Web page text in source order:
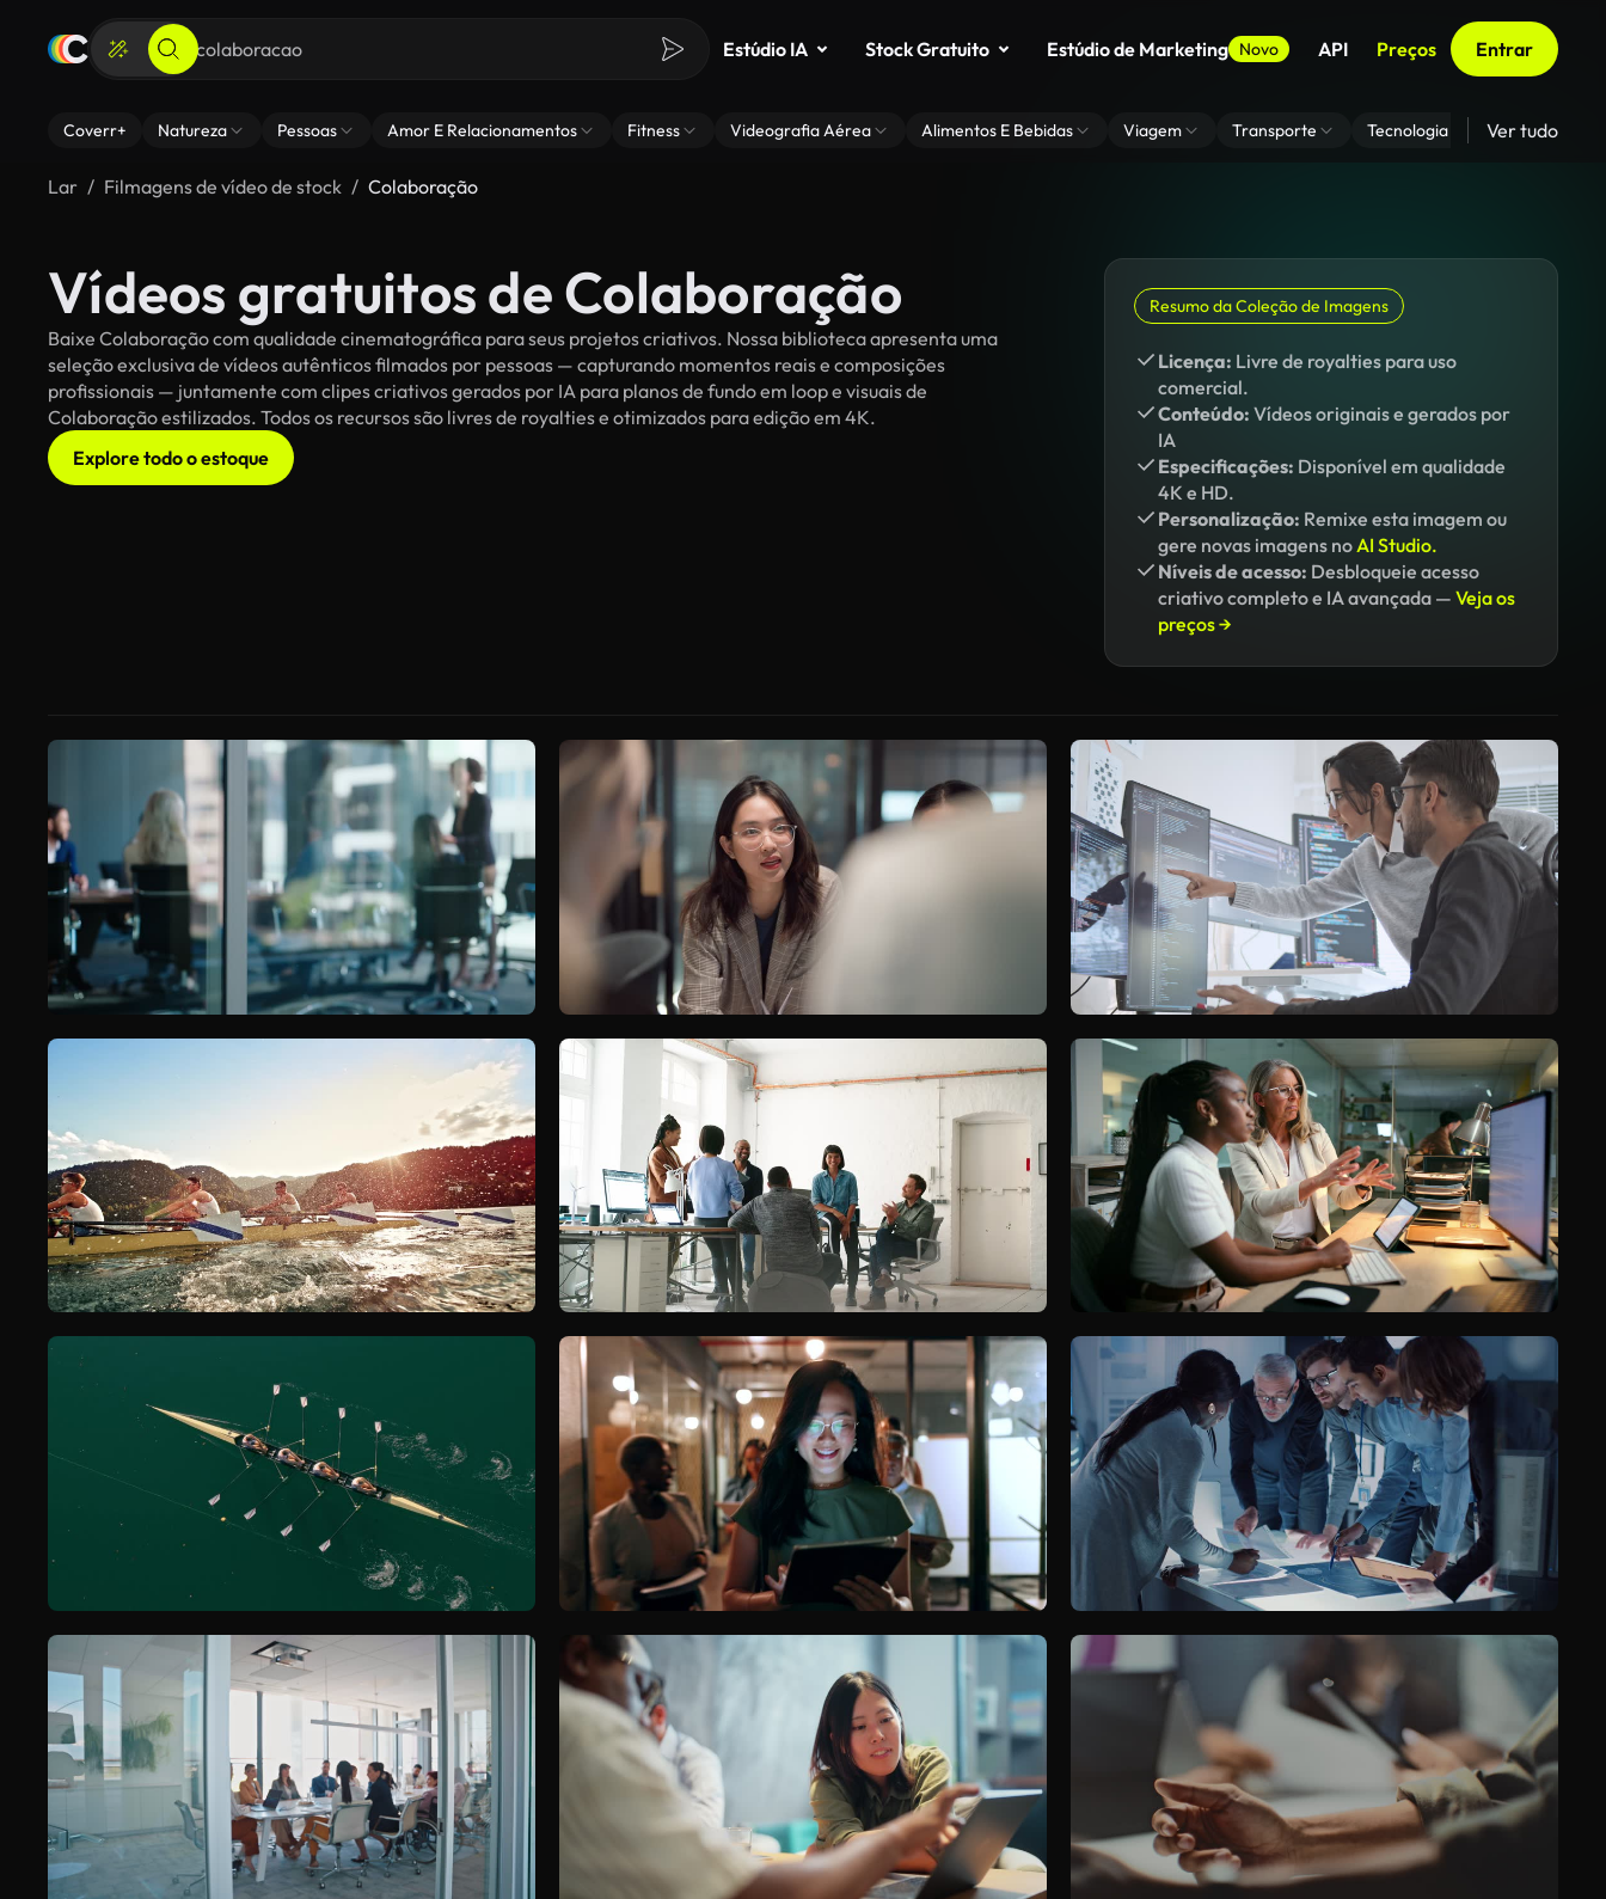
Estúdio IA Stock Gratuito Estúdio de Marketing Novo API Preços Entrar
Coverr+ Natureza Pessoas Amor E Relacionamentos Fitness Videografia Aérea Alimentos E Bebidas Viagem Transporte Tecnologia Zoom De
Ver tudo
Lar Filmagens de vídeo de stock Colaboração
Vídeos gratuitos de Colaboração
Baixe Colaboração com qualidade cinematográfica para seus projetos criativos. Nossa biblioteca apresenta uma
seleção exclusiva de vídeos autênticos filmados por pessoas — capturando momentos reais e composições
profissionais — juntamente com clipes criativos gerados por IA para planos de fundo em loop e visuais de
Colaboração estilizados. Todos os recursos são livres de royalties e otimizados para edição em 4K.
Explore todo o estoque
Resumo da Coleção de Imagens
Licença: Livre de royalties para uso
comercial.
Conteúdo: Vídeos originais e gerados por
IA
Especificações: Disponível em qualidade
4K e HD.
Personalização: Remixe esta imagem ou
gere novas imagens noAI Studio.
Níveis de acesso: Desbloqueie acesso
criativo completo e IA avançada — Veja os
preços →